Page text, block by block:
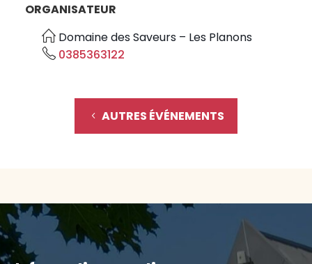
ORGANISATEUR
Domaine des Saveurs – Les Planons
0385363122
AUTRES ÉVÉNEMENTS